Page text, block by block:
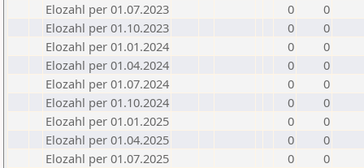
Elozahl per 01.07.2023
0
0
Elozahl per 01.10.2023
0
0
Elozahl per 01.01.2024
0
0
Elozahl per 01.04.2024
0
0
Elozahl per 01.07.2024
0
0
Elozahl per 01.10.2024
0
0
Elozahl per 01.01.2025
0
0
Elozahl per 01.04.2025
0
0
Elozahl per 01.07.2025
0
0